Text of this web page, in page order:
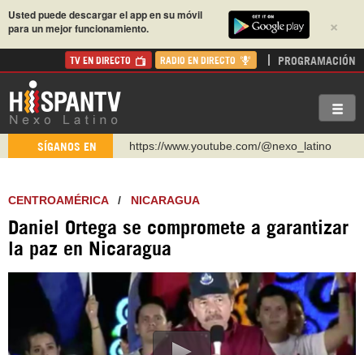
×
Usted puede descargar el app en su móvil
para un mejor funcionamiento.
TV EN DIRECTO RADIO EN DIRECTO PROGRAMACIÓN
SÍGANOS EN
https://www.youtube.com/@nexo_latino
https://t.me/hispantvcanal
https://urmedium.com/c/hispantv
WhatsApp y Viber: +98 921 79 29 404
https://www.facebook.com/Nexolatino.Canal
CENTROAMÉRICA/ NICARAGUA
Daniel Ortega se compromete a garantizar
la paz en Nicaragua